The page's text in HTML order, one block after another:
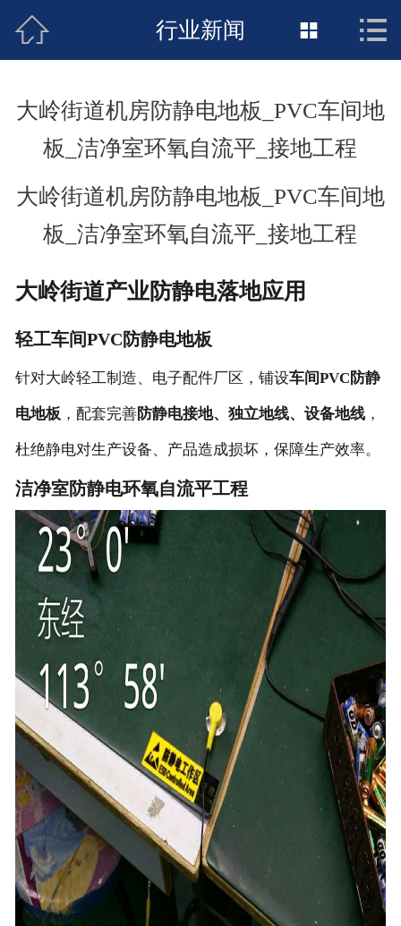
接地工程首页
新闻动态
联络惠发
 行业新闻  
大岭街道机房防静电地板_PVC车间地
板_洁净室环氧自流平_接地工程
大岭街道机房防静电地板_PVC车间地
板_洁净室环氧自流平_接地工程
大岭街道产业防静电落地应用
轻工车间PVC防静电地板
针对大岭轻工制造、电子配件厂区，铺设车间PVC防静
电地板 ，配套完善防静电接地、独立地线、设备地线，
杜绝静电对生产设备、产品造成损坏，保障生产效率。
洁净室防静电环氧自流平工程